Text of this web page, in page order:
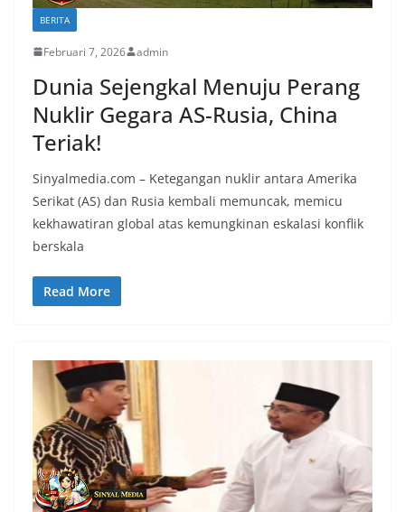
BERITA
Februari 7, 2026 admin
Dunia Sejengkal Menuju Perang
Nuklir Gegara AS-Rusia, China
Teriak!
Sinyalmedia.com – Ketegangan nuklir antara Amerika
Serikat (AS) dan Rusia kembali memuncak, memicu
kekhawatiran global atas kemungkinan eskalasi konflik
berskala
Read More